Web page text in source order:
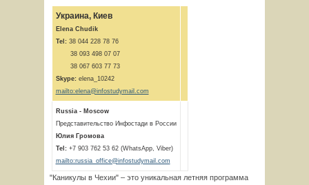
Украина, Киев
Elena Chudik
Tel:38 044 228 78 76
38 093 498 07 07
38 067 603 77 73
Skype:elena_10242
mailto:elena@infostudymail.com
Russia - Moscow
Представительство Инфостади в России
Юлия Громова
Tel: +7 903 762 53 62 (WhatsApp, Viber)
mailto:russia_office@infostudymail.com
"Каникулы в Чехии" – это уникальная летняя программа